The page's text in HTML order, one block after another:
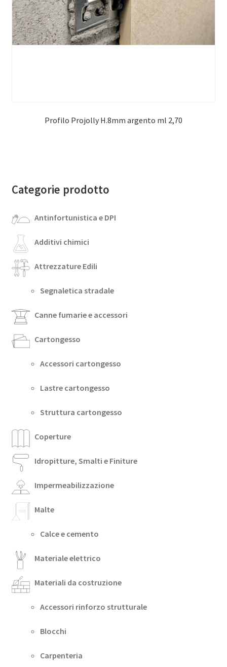
Profilo Projolly H.8mm argento ml 2,70
Categorie prodotto
Antinfortunistica e DPI
Additivi chimici
Attrezzature Edili
Segnaletica stradale
Canne fumarie e accessori
Cartongesso
Accessori cartongesso
Lastre cartongesso
Struttura cartongesso
Coperture
Idropitture, Smalti e Finiture
Impermeabilizzazione
Malte
Calce e cemento
Materiale elettrico
Materiali da costruzione
Accessori rinforzo strutturale
Blocchi
Carpenteria